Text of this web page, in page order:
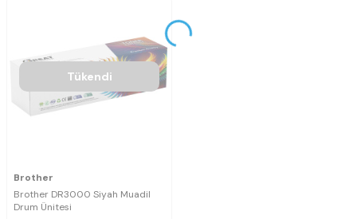
Tükendi
Brother
Brother DR3000 Siyah Muadil
Drum Ünitesi